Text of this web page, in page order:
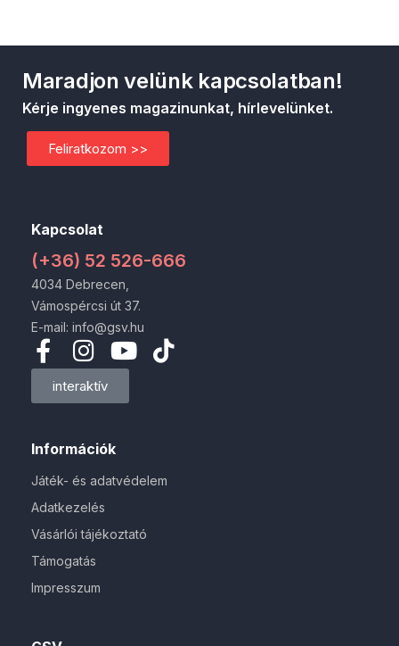
Információk
Játék- és adatvédelem
Adatkezelés
Vásárlói tájékoztató
Támogatás
Impresszum
Kapcsolat
(+36) 52 526-666
4034 Debrecen,
Vámospércsi út 37.
E-mail: info@gsv.hu
interaktív
Maradjon velünk kapcsolatban!
Kérje ingyenes magazinunkat, hírlevelünket.
Feliratkozom >>